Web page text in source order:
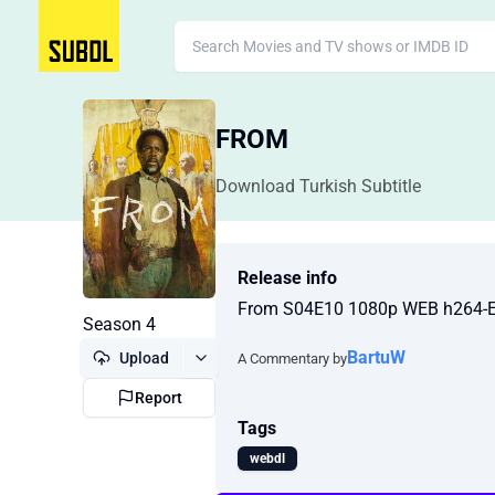
FROM
Download Turkish Subtitle
Season 4
Upload
Report
Release info
From S04E10 1080p WEB h264-
A Commentary byBartuW
Tags
webdl